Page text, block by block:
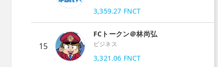
3,359.27 FNCT
15
FCトークン＠林尚弘
ビジネス
3,321.06 FNCT